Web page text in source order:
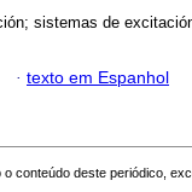
sistemas de
· texto em Espanhol
o conteúdo deste periódico,